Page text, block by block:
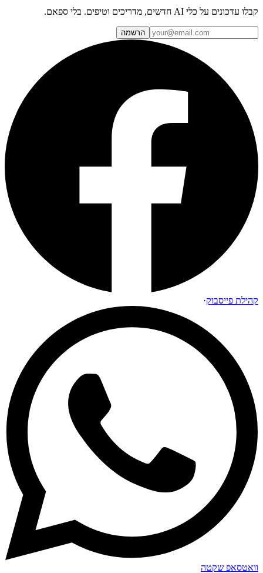
קבלו עדכונים על כלי AI חדשים, מדריכים וטיפים. בלי ספאם.
הרשמה
קהילת פייסבוק·
וואטסאפ שקטה